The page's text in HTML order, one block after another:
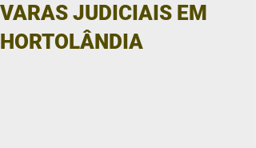
VARAS JUDICIAIS EM
HORTOLÂNDIA